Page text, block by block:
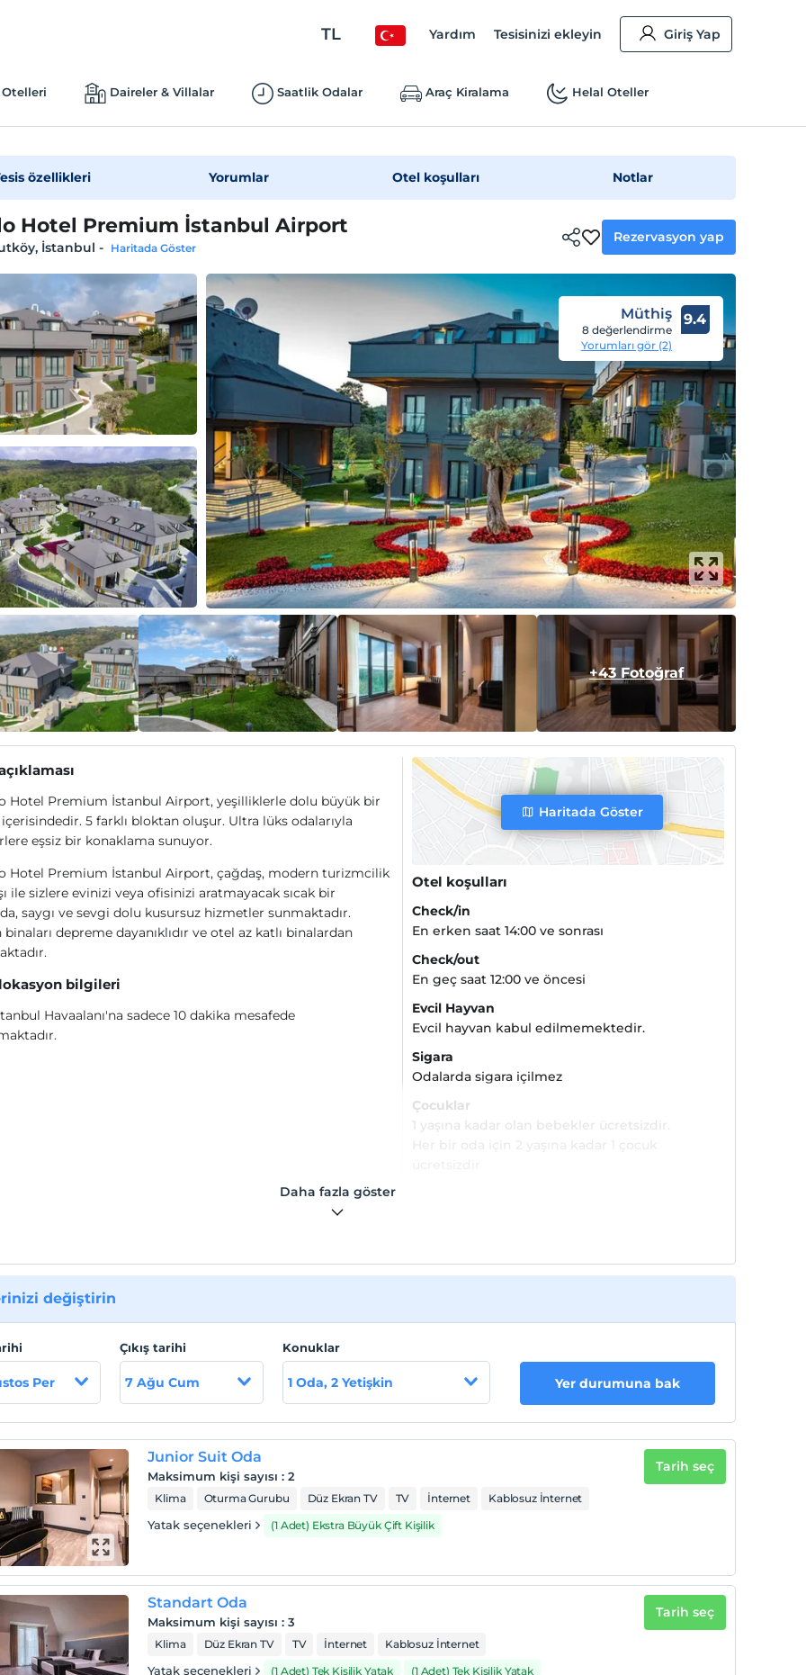
TL Yardım Tesisinizi ekleyin Giriş Yap
Daireler & Villalar Saatlik Odalar Araç Kiralama Helal Oteller
özellikleri Yorumlar Otel koşulları Notlar
Hotel Premium İstanbul Airport
İstanbul - Haritada Göster
Rezervasyon yap
Müthiş
8 değerlendirme
Yorumları gör (2)
9.4
+43 Fotoğraf
Hotel Premium İstanbul Airport, yeşilliklerle dolu büyük bir
5 farklı bloktan oluşur. Ultra lüks odalarıyla
eşsiz bir konaklama sunuyor.
Hotel Premium İstanbul Airport, çağdaş, modern turizmcilik
ile sizlere evinizi veya ofisinizi aratmayacak sıcak bir
saygı ve sevgi dolu kusursuz hizmetler sunmaktadır.
binaları depreme dayanıklıdır ve otel az katlı binalardan
bilgileri
Havaalanı'na sadece 10 dakika mesafede
Haritada Göster
Otel koşulları
Check/in
En erken saat 14:00 ve sonrası
Check/out
En geç saat 12:00 ve öncesi
Evcil Hayvan
Evcil hayvan kabul edilmemektedir.
Sigara
Odalarda sigara içilmez
Çocuklar
1 yaşına kadar olan bebekler ücretsizdir.
Daha fazla göster
değiştirin
Per
Çıkış tarihi
7 Ağu Cum
Konuklar
1 Oda, 2 Yetişkin Yer durumuna bak
Junior Suit Oda
Maksimum kişi sayısı :2
Klima Oturma Gurubu Düz Ekran TV TV İnternet Kablosuz İnternet
Yatak seçenekleri (1 Adet) Ekstra Büyük Çift Kişilik
Tarih seç
Standart Oda
Maksimum kişi sayısı :3
Klima Düz Ekran TV TV İnternet Kablosuz İnternet
Yatak seçenekleri (1 Adet) Tek Kişilik Yatak
(1 Adet) Tek Kişilik Yatak
Tarih seç